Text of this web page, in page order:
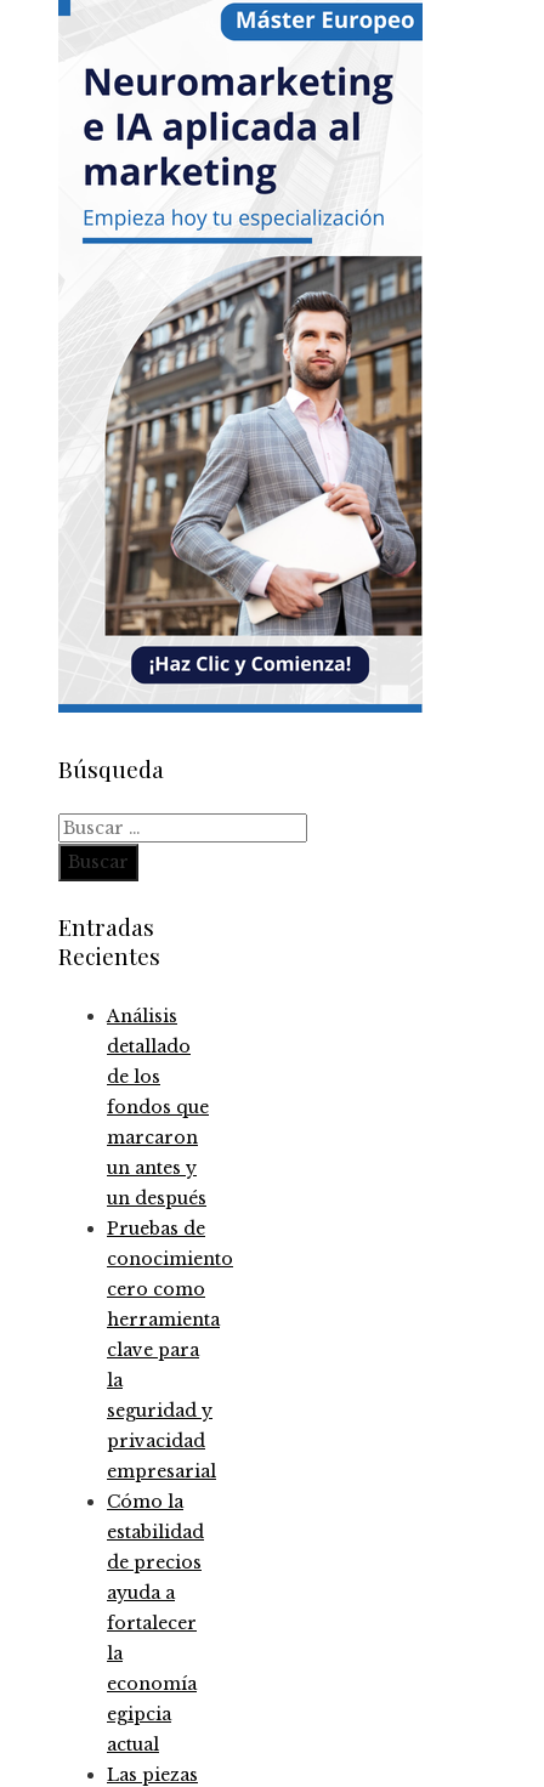
Búsqueda
Buscar:
Entradas
Recientes
Análisis
detallado
de los
fondos que
marcaron
un antes y
un después
Pruebas de
conocimiento
cero como
herramienta
clave para
la
seguridad y
privacidad
empresarial
Cómo la
estabilidad
de precios
ayuda a
fortalecer
la
economía
egipcia
actual
Las piezas